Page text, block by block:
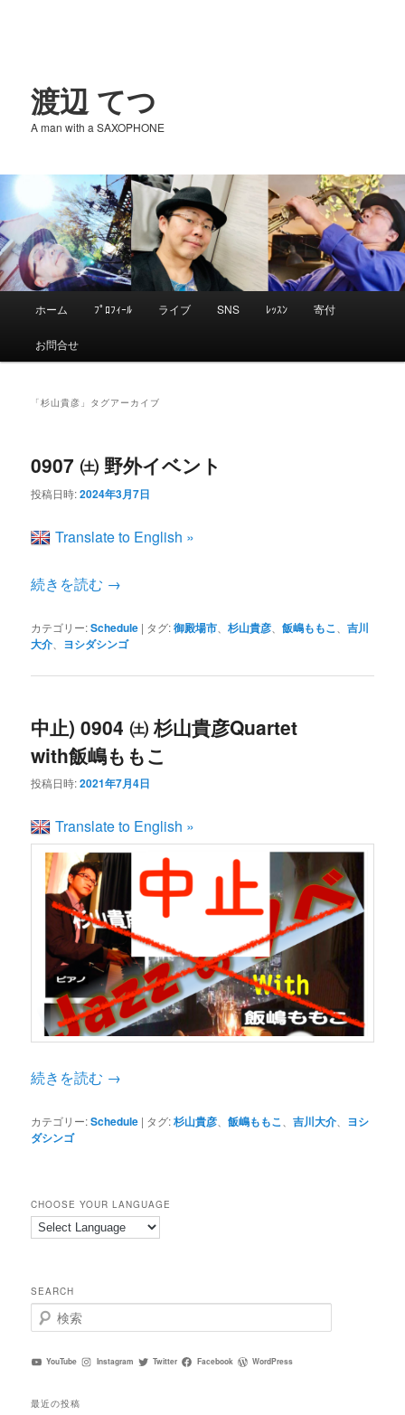
渡辺 てつ
A man with a SAXOPHONE
メ
イ
ン
コ
ン
ツ
移
動
サ
ブ
コ
ン
テ
へ
動
ホーム ﾌﾟﾛﾌｨｰﾙ ライブ SNS ﾚｯｽﾝ 寄付
お問合せ
「杉山貴彦 」タグアーカイブ
0907 ㈯ 野外イベント
投稿日時:2024年3月7日
Translate to English »
続きを読む →
カテゴリー:Schedule | タグ:御殿場市 、杉山貴彦 、飯嶋ももこ 、吉川
大介
ヨシダシンゴ
中止) 0904 ㈯ 杉山貴彦Quartet
with飯嶋ももこ
投稿日時:2021年7月4日
Translate to English »
続きを読む →
カテゴリー:Schedule | タグ:杉山貴彦 、飯嶋ももこ 、吉川大介
ヨシ
ダシンゴ
CHOOSE YOUR LANGUAGE
SEARCH
検
索
YouTube Instagram Twitter Facebook WordPress
最近の投稿